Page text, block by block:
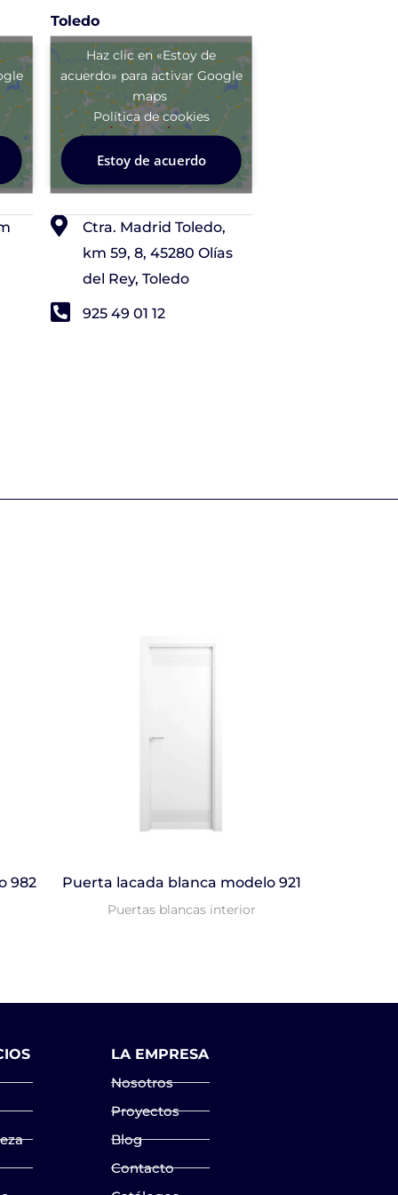
Toledo
Haz clic en «Estoy de
acuerdo» para activar Google
maps
Política de cookies
Estoy de acuerdo
Ctra. Madrid Toledo,
km 59, 8, 45280 Olías
del Rey, Toledo
925 49 01 12
982 Puerta lacada blanca modelo 921
Puertas blancas interior
LA EMPRESA
Nosotros
Proyectos
Blog
Contacto